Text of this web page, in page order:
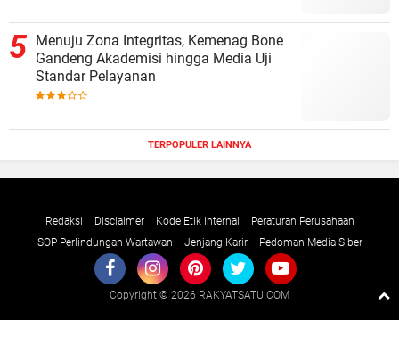
Menuju Zona Integritas, Kemenag Bone
Gandeng Akademisi hingga Media Uji
Standar Pelayanan
TERPOPULER LAINNYA
Redaksi Disclaimer Kode Etik Internal
Peraturan Perusahaan
SOP Perlindungan Wartawan
Jenjang Karir Pedoman Media Siber
Copyright © 2026 RAKYATSATU.COM
Raushan